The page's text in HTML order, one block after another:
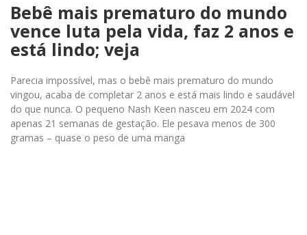
Bebê mais prematuro do mundo
vence luta pela vida, faz 2 anos e
está lindo; veja
Parecia impossível, mas o bebê mais prematuro do mundo
vingou, acaba de completar 2 anos e está mais lindo e saudável
do que nunca. O pequeno Nash Keen nasceu em 2024 com
apenas 21 semanas de gestação. Ele pesava menos de 300
gramas – quase o peso de uma manga